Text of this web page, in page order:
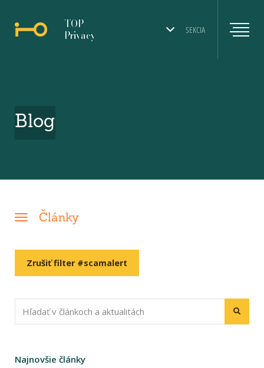
SEKCIA
TOP
Privacy
Blog
Články
Zrušiť filter #scamalert
Najnovšie články